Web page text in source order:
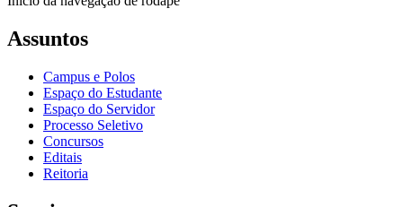
Assuntos
Campus e Polos
Espaço do Estudante
Espaço do Servidor
Processo Seletivo
Concursos
Editais
Reitoria